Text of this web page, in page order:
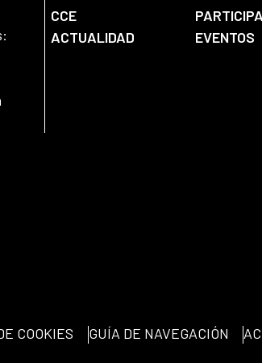
CCE PARTICIPA
ACTUALIDAD
EVENTOS
COOKIES GUÍA DE NAVEGACIÓN